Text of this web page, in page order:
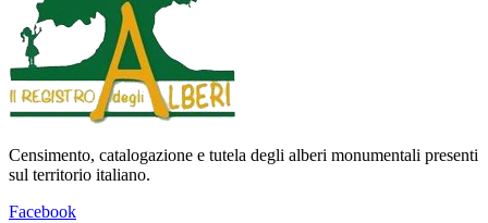
Censimento, catalogazione e tutela degli alberi monumentali presenti
sul territorio italiano.
Facebook